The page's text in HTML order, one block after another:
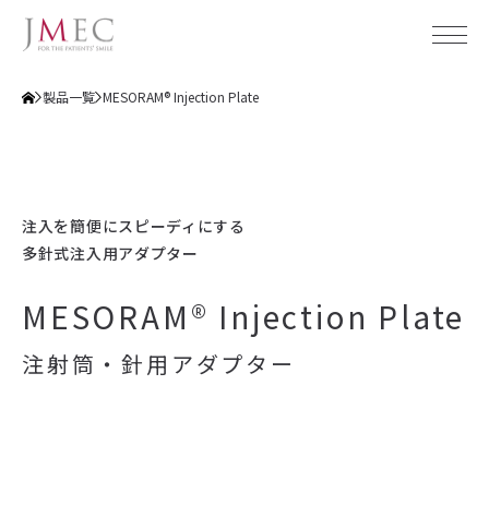
会社概要
企業理念
社会貢献活動
製品
デンタル
製品カタログ
製品
製品一覧 MESORAM® Injection Plate
注入を簡便にスピーディにする
多針式注入用アダプター
MESORAM® Injection Plate
注射筒・針用アダプター